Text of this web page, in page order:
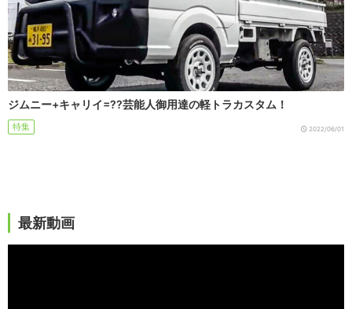
ジムニー+キャリイ=??芸能人御用達の軽トラカスタム！
特集 2022/06/01
最新動画